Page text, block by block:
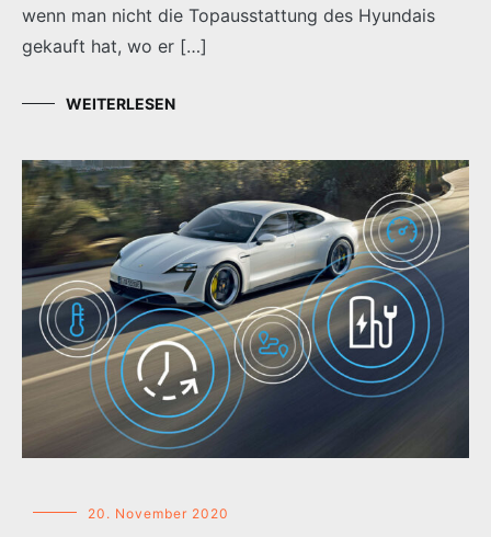
wenn man nicht die Topausstattung des Hyundais
gekauft hat, wo er […]
WEITERLESEN
20. November 2020